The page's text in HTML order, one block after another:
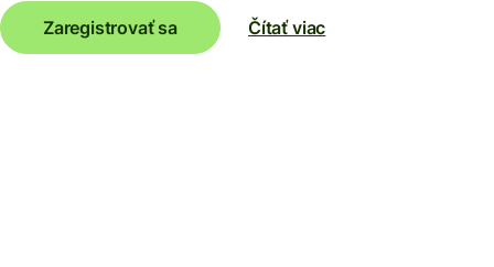
Zaregistrovať sa Čítať viac